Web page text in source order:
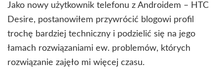
Jako nowy użytkownik telefonu z Androidem – HTC
Desire, postanowiłem przywrócić blogowi profil
trochę bardziej techniczny i podzielić się na jego
łamach rozwiązaniami ew. problemów, których
rozwiązanie zajęło mi więcej czasu.